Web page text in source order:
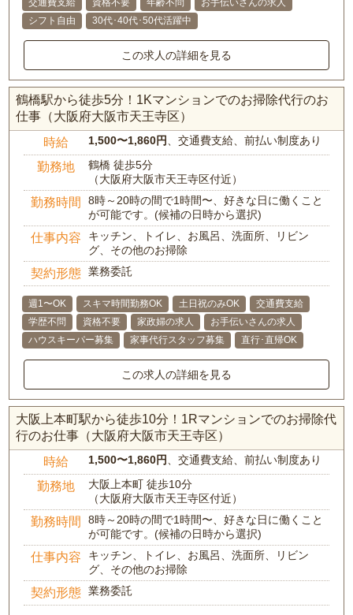
交通費支給
資格不要 年齢不問
お手伝いさんの求人
シフト自由
30代･40代･50代活躍中
この求人の詳細を見る
鶴橋駅から徒歩5分！1Kマンションでのお掃除代行のお
仕事（大阪府大阪市天王寺区）
時給 1,500〜1,860円 、交通費支給、前払い制度あり
勤務地
鶴橋 徒歩5分
（大阪府大阪市天王寺区付近）
勤務時間
8時～20時の間で1時間〜、好きな日に働くこと
が可能です。(候補の日時から選択)
仕事内容
キッチン、トイレ、お風呂、洗面所、リビン
グ、その他のお掃除
契約形態 業務委託
週1〜OK スキマ時間勤務OK 土日祝のみOK
交通費支給
学歴不問
資格不要 家政婦の求人
お手伝いさんの求人
ハウスキーパー募集
家事代行スタッフ募集 直行･直帰OK
この求人の詳細を見る
大阪上本町駅から徒歩10分！1Rマンションでのお掃除代
行のお仕事（大阪府大阪市天王寺区）
時給 1,500〜1,860円 、交通費支給、前払い制度あり
勤務地
大阪上本町 徒歩10分
（大阪府大阪市天王寺区付近）
勤務時間
8時～20時の間で1時間〜、好きな日に働くこと
が可能です。(候補の日時から選択)
仕事内容
キッチン、トイレ、お風呂、洗面所、リビン
グ、その他のお掃除
契約形態 業務委託